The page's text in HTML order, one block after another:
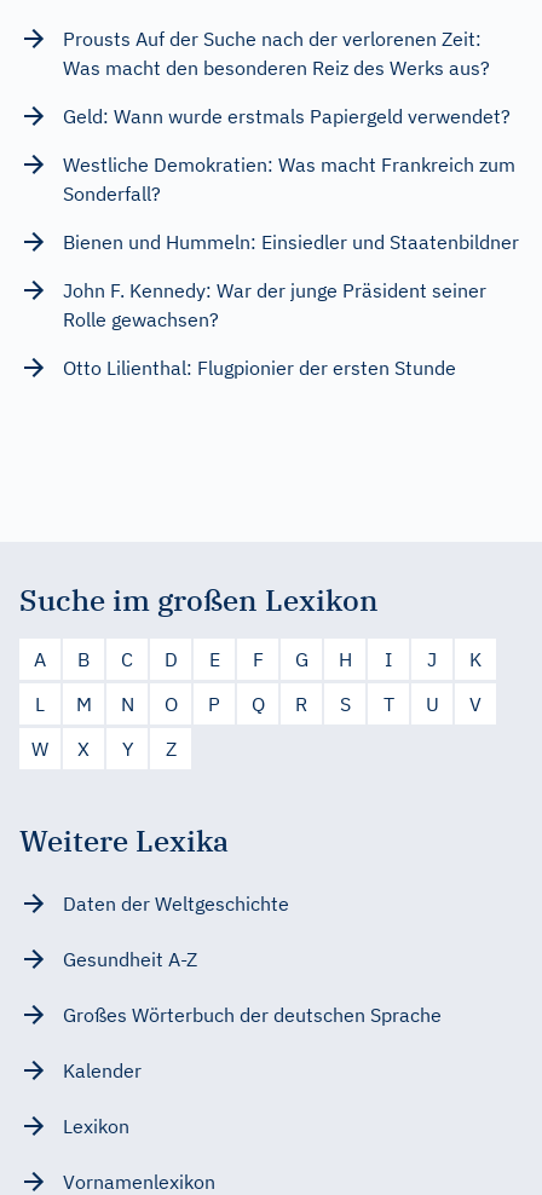
Prousts Auf der Suche nach der verlorenen Zeit:
Was macht den besonderen Reiz des Werks aus?
Geld: Wann wurde erstmals Papiergeld verwendet?
Westliche Demokratien: Was macht Frankreich zum
Sonderfall?
Bienen und Hummeln: Einsiedler und Staatenbildner
John F. Kennedy: War der junge Präsident seiner
Rolle gewachsen?
Otto Lilienthal: Flugpionier der ersten Stunde
Suche im großen Lexikon
A B C D E F G H I J
K
L
M N O P Q R S T U
V
W
X Y Z
Weitere Lexika
Daten der Weltgeschichte
Gesundheit A-Z
Großes Wörterbuch der deutschen Sprache
Kalender
Lexikon
Vornamenlexikon